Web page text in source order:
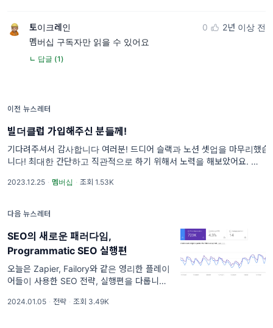
토이크레인 0
2년 이상 전
멤버십 구독자만 읽을 수 있어요
ㄴ 답글 (1)
이전 뉴스레터
빌더클럽 가입해주신 분들께!
기다려주셔서 감사합니다 여러분! 드디어 슬랙과 노션 셋업을 마무리했습
니다! 최대한 간단하고 직관적으로 하기 위해서 노력을 해보았어요. 함께
2023.12.25 · 멤버십 · 조회 1.53K
다음 뉴스레터
SEO의 새로운 패러다임,
Programmatic SEO 실행편
오늘은 Zapier, Failory와 같은 영리한 플레이
어들이 사용한 SEO 전략, 실행편을 다룹니다.
단계 [항목1] 데이터 수집
2024.01.05 · 전략 · 조회 3.49K